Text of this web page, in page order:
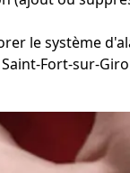
le système
Fort-sur-